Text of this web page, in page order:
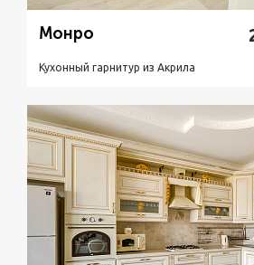
Монро
Кухонный гарнитур из Акрилa
Подробнее